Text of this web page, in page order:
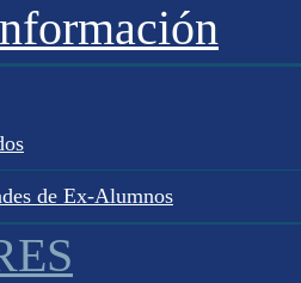
de Ex-Alumnos